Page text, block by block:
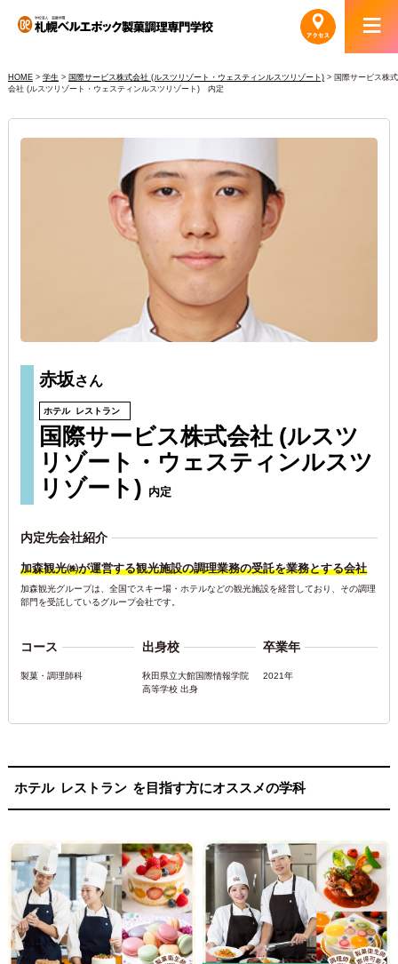
HOME> 学生 > 国際サービス株式会社 (ルスツリゾート・ウェスティンルスツリゾート)> 国際サービス株式
会社 (ルスツリゾート・ウェスティンルスツリゾート) 内定
赤坂さん
ホテル レストラン
国際サービス株式会社 (ルスツ
リゾート・ウェスティンルスツ
リゾート) 内定
内定先会社紹介
加森観光㈱が運営する観光施設の調理業務の受託を業務とする会社
加森観光グループは、全国でスキー場・ホテルなどの観光施設を経営しており、その調理
部門を受託しているグループ会社です。
コース
製菓・調理師科
出身校
秋田県立大館国際情報学院
高等学校 出身
卒業年
2021年
ホテル レストラン を目指す方にオススメの学科